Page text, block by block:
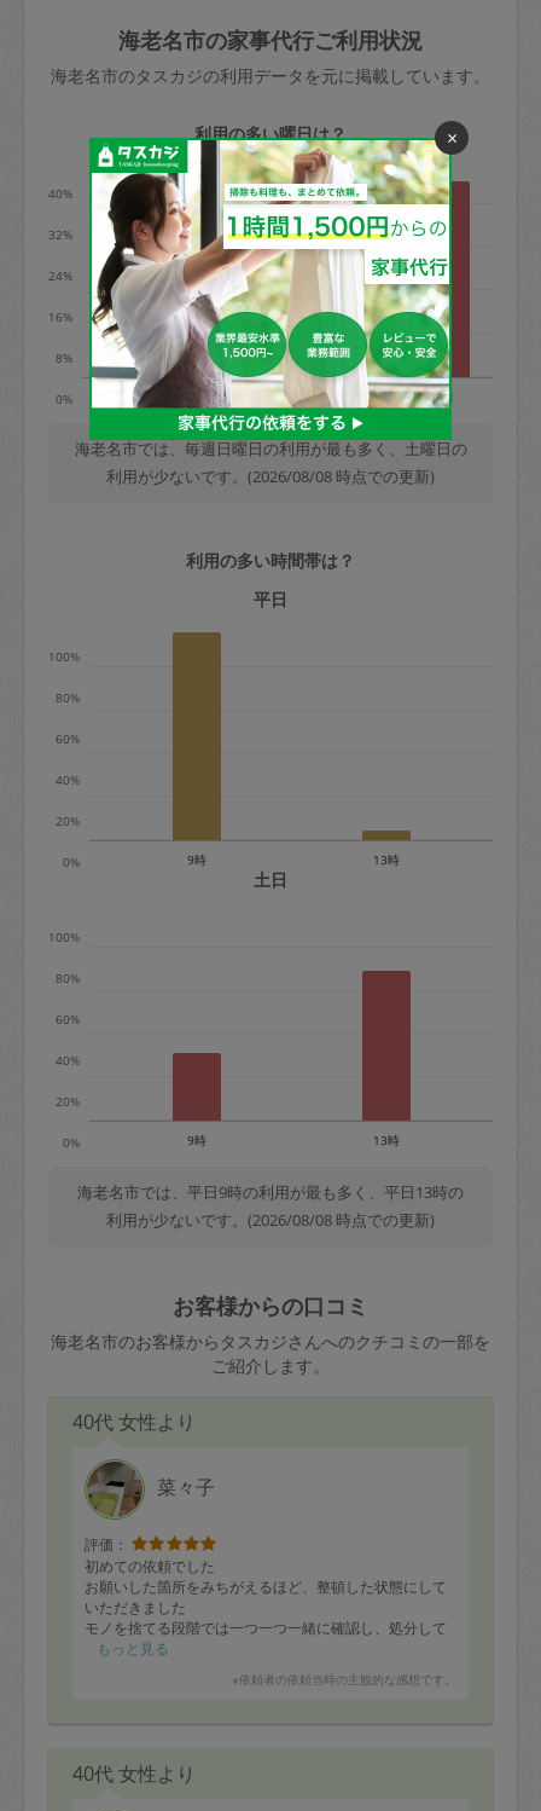
依頼者不在による当日キャンセル＝依頼
金額の100%＋交通費全額
※例：依頼日時／土曜日午前9時開始の場
合、水曜日午前9時以降はキャンセル料が
発生
水曜日9時〜金曜日9時まで＝依頼料金の
50%
金曜日9時～土曜日8時まで＝依頼金額の
100%
土曜日8時〜実施時間＝依頼金額の100%
＋交通費全額
依頼者不在による当日キャンセル＝依頼
金額の100%＋交通費全額
定期契約をキャンセルする場合、毎週定
期は月2回まで隔週定期は月1回までキャ
ンセル料は発生しません。それ以上はキ
※キャンセル料金の設定について：
相当で料金設定されています。
きた場合は損害保険の対象外となるので
ご注意ください。
玉、など
あわせてこちらも参照ください：初めて
はありますか？
海老名市の家事代行ご利用状況
海老名市のタスカジの利用データを元に掲載しています。
利用の多い曜日は？
0%
8%
16%
24%
32%
40%
金 土 日
海老名市では、毎週日曜日の利用が最も多く、土曜日の
利用が少ないです。(2026/08/08 時点での更新)
利用の多い時間帯は？
平日
0%
20%
40%
60%
80%
100%
9時 13時
土日
0%
20%
40%
60%
80%
100%
9時 13時
海老名市では、平日9時の利用が最も多く、平日13時の
利用が少ないです。(2026/08/08 時点での更新)
お客様からの口コミ
海老名市のお客様からタスカジさんへのクチコミの一部を
ご紹介します。
40代 女性より
菜々子
評価：
初めての依頼でした
お願いした箇所をみちがえるほど、整頓した状態にして
いただきました
モノを捨てる段階では一つ一つ一緒に確認し、処分して
いくためかなり疲れました また時間と元気のある時にぜ
もっと見る
※依頼者の依頼当時の主観的な感想です。
40代 女性より
×